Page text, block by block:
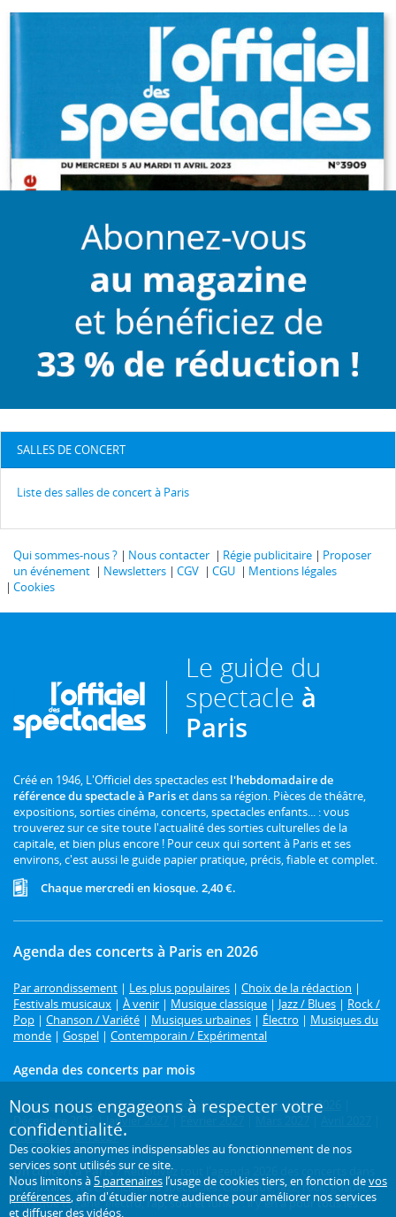
SALLES DE CONCERT
Liste des salles de concert à Paris
Qui sommes-nous ? Nous contacter Régie publicitaire
Proposer
un événement
Newsletters CGV CGU
Mentions légales
Cookies
Le guide du
spectacle à
Paris
Créé en 1946, L'Officiel des spectacles est l'hebdomadaire de
référence du spectacle à Pariset dans sa région. Pièces de théâtre,
expositions, sorties cinéma, concerts, spectacles enfants... : vous
trouverez sur ce site toute l'actualité des sorties culturelles de la
capitale, et bien plus encore ! Pour ceux qui sortent à Paris et ses
environs, c'est aussi le guide papier pratique, précis, fiable et complet.
Chaque mercredi en kiosque. 2,40 €.
Agenda des concerts à Paris en 2026
Par arrondissement | Les plus populaires | Choix de la rédaction |
Festivals musicaux | À venir | Musique classique | Jazz / Blues | Rock /
Pop | Chanson / Variété | Musiques urbaines | Électro | Musiques du
monde | Gospel | Contemporain / Expérimental
Agenda des concerts par mois
Août 2026| Septembre 2026|Octobre 2026|Novembre 2026
Décembre 2026
| Janvier 2027 Février 2027
Mai 2027| Juin 2027
Un concert à Paris ?Retrouvez tout l'agenda 2026 des concerts dans
la capitale avec L'Officiel des spectacles. Classique, jazz, rock, gospel,
musique tzigane, électro, rap, soul et funk... : il y en a pour tous les
Nous nous engageons à respecter votre
confidentialité.
Des cookies anonymes indispensables au fonctionnement de nos
services sont utilisés sur ce site.
Nous limitons à 5 partenaires l’usage de cookies tiers, en fonction devos
préférences, afin d'étudier notre audience pour améliorer nos services
et diffuser des vidéos.